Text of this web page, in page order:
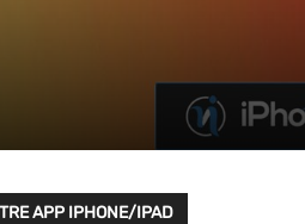
APP IPHONE/IPAD